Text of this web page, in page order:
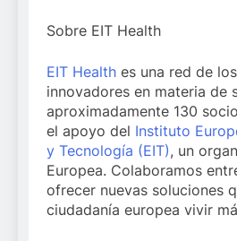
Sobre EIT Health
EIT Health es una red de
innovadores en materia de
aproximadamente 130
el apoyo del Instituto
y Tecnología (EIT), un
Europea. Colaboramos
ofrecer nuevas soluciones
ciudadanía europea vivir